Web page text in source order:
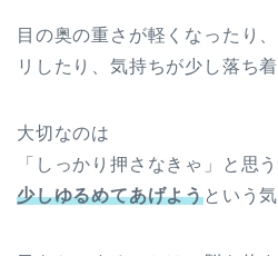
目の奥の重さが軽くなったり
リしたり、気持ちが少し落ち
大切なのは
「しっかり押さなきゃ」と思
少しゆるめてあげようという